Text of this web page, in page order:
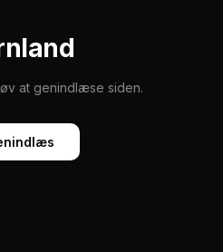
at genindlæse siden.